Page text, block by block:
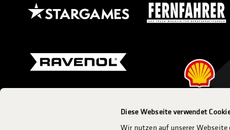
Diese Webseite verwendet
Wir nutzen auf unserer Webseite